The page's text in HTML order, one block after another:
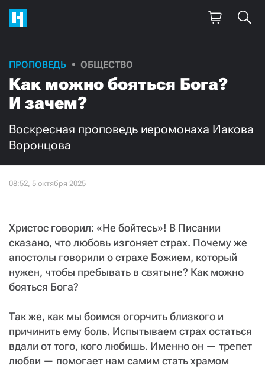
ПРОПОВЕДЬ ОБЩЕСТВО
Как можно бояться Бога?
И зачем?
Воскресная проповедь иеромонаха Иакова
Воронцова
Христос говорил: «Не бойтесь»! В Писании
сказано, что любовь изгоняет страх. Почему же
апостолы говорили о страхе Божием, который
нужен, чтобы пребывать в святыне? Как можно
бояться Бога?
Так же, как мы боимся огорчить близкого и
причинить ему боль. Испытываем страх остаться
вдали от того, кого любишь. Именно он — трепет
любви — помогает нам самим стать храмом